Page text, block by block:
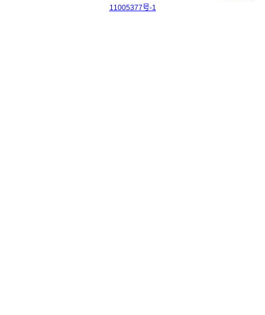
11005377号-1